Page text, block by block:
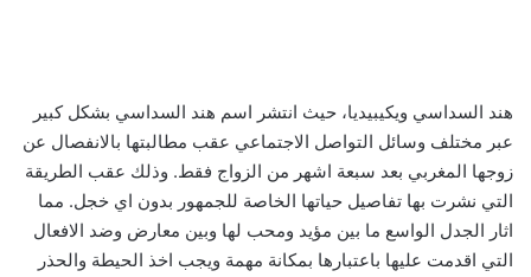
هند السداسي ويكيبيديا، حيث انتشر اسم هند السداسي بشكل كبير
عبر مختلف وسائل التواصل الاجتماعي عقب مطالبتها بالانفصال عن
زوجها المغربي بعد سبعة اشهر من الزواج فقط. وذلك عقب الطريقة
التي نشرت بها تفاصيل حياتها الخاصة للجمهور بدون اي خجل. مما
اثار الجدل الواسع ما بين مؤيد ومحب لها وبين معارض وضد الافعال
التي اقدمت عليها باعتبارها بمكانة مهمة ويجب اخذ الحيطة والحذر